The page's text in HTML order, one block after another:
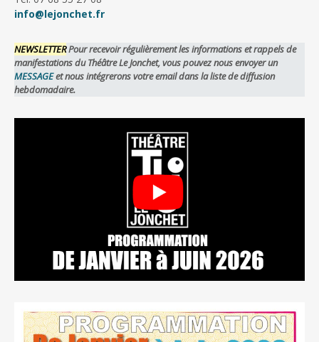
info@lejonchet.fr
NEWSLETTERPour recevoir régulièrement les informations et rappels de
manifestations du Théâtre Le Jonchet, vous pouvez nous envoyer un
MESSAGEet nous intégrerons votre email dans la liste de diffusion
hebdomadaire.